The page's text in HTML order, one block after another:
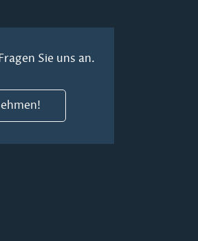
Sie uns an.